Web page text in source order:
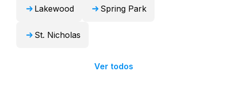
Lakewood Spring Park
St. Nicholas
Ver todos